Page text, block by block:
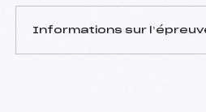
Informations sur